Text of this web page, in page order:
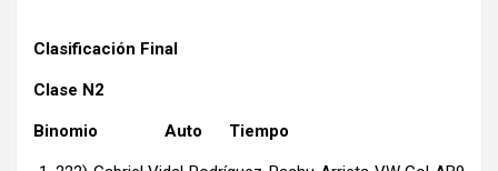
Clasificación Final
Clase N2
Binomio Auto Tiempo